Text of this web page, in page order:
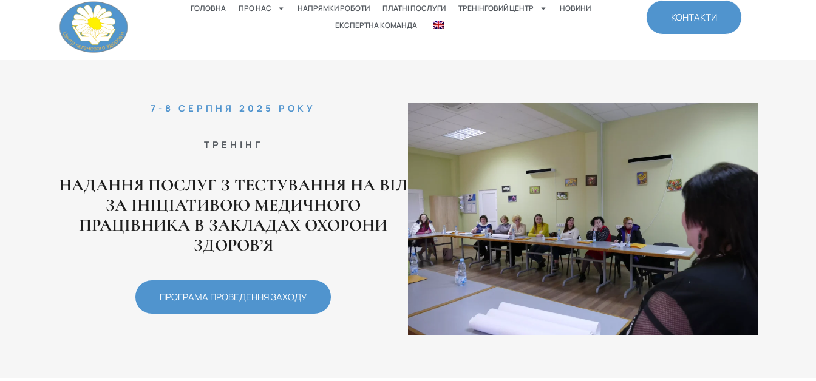
ГОЛОВНА ПРО НАС НАПРЯМКИ РОБОТИ ПЛАТНІ ПОСЛУГИ ТРЕНІНГОВИЙ ЦЕНТР
НОВИНИ
ЕКСПЕРТНА КОМАНДА
КОНТАКТИ
7-8 СЕРПНЯ 2025 РОКУ
ТРЕНІНГ
НАДАННЯ ПОСЛУГ З ТЕСТУВАННЯ НА ВІЛ
ЗА ІНІЦІАТИВОЮ МЕДИЧНОГО
ПРАЦІВНИКА В ЗАКЛАДАХ ОХОРОНИ
ЗДОРОВ’Я
ПРОГРАМА ПРОВЕДЕННЯ ЗАХОДУ